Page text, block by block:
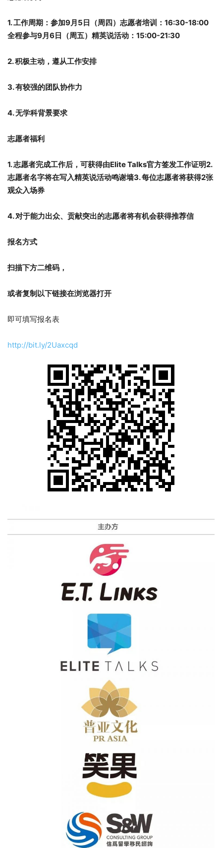
1. 工作周期： 参加9月5日（周四）志愿者培训：16:30-18:00
全程参与9月6日（周五）精英说活动：15:00-21:30
2. 积极主动，遵从工作安排
3. 有较强的团队协作力
4. 无学科背景要求
志愿者福利
1. 志愿者完成工作后，可获得由Elite Talks官方签发工作证明2.
志愿者名字将在写入精英说活动鸣谢墙3. 每位志愿者将获得2张
观众入场券
4. 对于能力出众、贡献突出的志愿者将有机会获得推荐信
报名方式
扫描下方二维码，
或者复制以下链接在浏览器打开
即可填写报名表
http://bit.ly/2Uaxcqd